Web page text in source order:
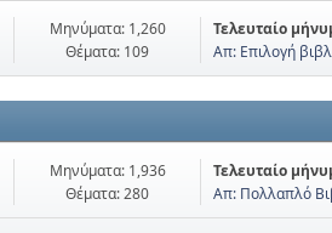
Μηνύματα: 1,260
Θέματα: 109
Τελευταίο
Απ: Επιλογή
Μηνύματα: 1,936
Θέματα: 280
Τελευταίο
Απ: Πολλαπλό